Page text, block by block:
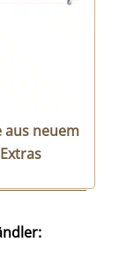
aus neuem